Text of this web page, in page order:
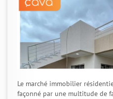
Le marché immobilier
façonné par une multitude de